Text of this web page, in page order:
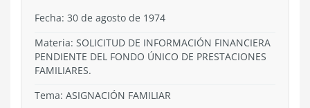
Fecha: 30 de agosto de 1974
Materia: SOLICITUD DE INFORMACIÓN FINANCIERA
PENDIENTE DEL FONDO ÚNICO DE PRESTACIONES
FAMILIARES.
Tema: ASIGNACIÓN FAMILIAR